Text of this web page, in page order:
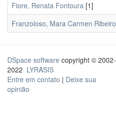
Fiore, Renata Fontoura [1]
Franzoloso, Mara Carmen Ribeiro
DSpace software copyright © 2002-
2022 LYRASIS
Entre em contato | Deixe sua
opinião